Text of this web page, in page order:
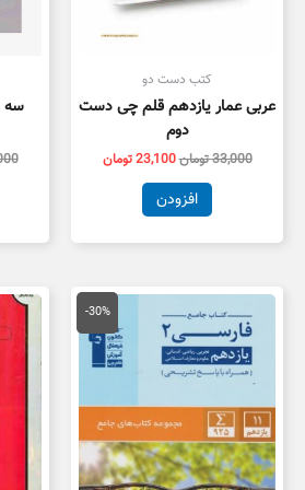
کتب دست دو
عربی عمار یازدهم قلم چی دست
دوم
33,000تومان23,100تومان
افزودن
سه
-30%
قیمت
اصلی
26,000 تومان
بود.
قیمت
فعلی
است.